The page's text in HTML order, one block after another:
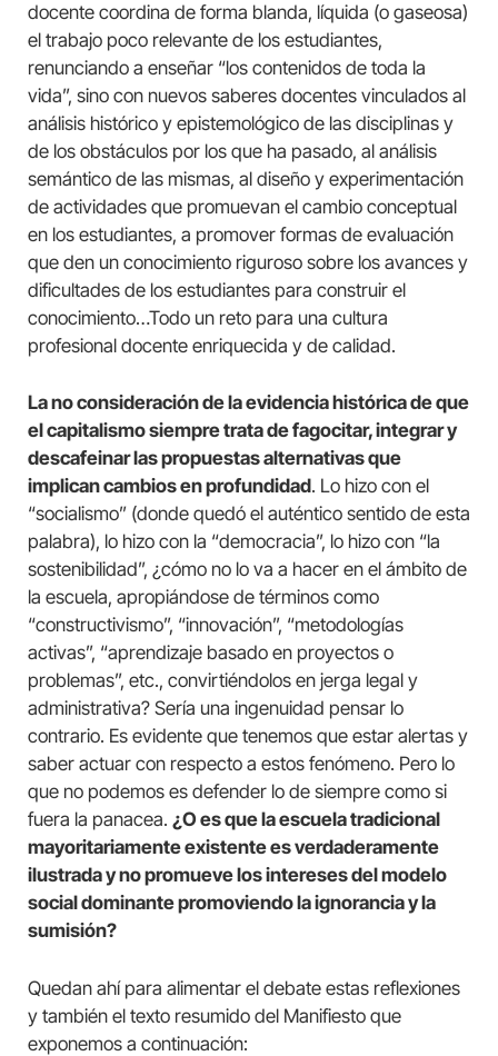
docente coordina de forma blanda, líquida (o gaseosa)
el trabajo poco relevante de los estudiantes,
renunciando a enseñar “los contenidos de toda la
vida”, sino con nuevos saberes docentes vinculados al
análisis histórico y epistemológico de las disciplinas y
de los obstáculos por los que ha pasado, al análisis
semántico de las mismas, al diseño y experimentación
de actividades que promuevan el cambio conceptual
en los estudiantes, a promover formas de evaluación
que den un conocimiento riguroso sobre los avances y
dificultades de los estudiantes para construir el
conocimiento…Todo un reto para una cultura
profesional docente enriquecida y de calidad.
La no consideración de la evidencia histórica de que
el capitalismo siempre trata de fagocitar, integrar y
descafeinar las propuestas alternativas que
implican cambios en profundidad. Lo hizo con el
“socialismo” (donde quedó el auténtico sentido de esta
palabra), lo hizo con la “democracia”, lo hizo con “la
sostenibilidad”, ¿cómo no lo va a hacer en el ámbito de
la escuela, apropiándose de términos como
“constructivismo”, “innovación”, “metodologías
activas”, “aprendizaje basado en proyectos o
problemas”, etc., convirtiéndolos en jerga legal y
administrativa? Sería una ingenuidad pensar lo
contrario. Es evidente que tenemos que estar alertas y
saber actuar con respecto a estos fenómeno. Pero lo
que no podemos es defender lo de siempre como si
fuera la panacea. ¿O es que la escuela tradicional
mayoritariamente existente es verdaderamente
ilustrada y no promueve los intereses del modelo
social dominante promoviendo la ignorancia y la
sumisión?
Quedan ahí para alimentar el debate estas reflexiones
y también el texto resumido del Manifiesto que
exponemos a continuación: